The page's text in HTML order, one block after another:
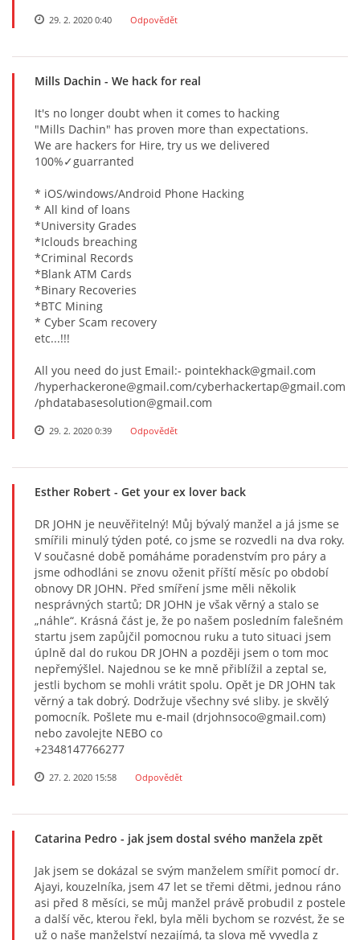
29. 2. 2020 0:40 Odpovědět
Mills Dachin - We hack for real
It's no longer doubt when it comes to hacking
"Mills Dachin" has proven more than expectations.
We are hackers for Hire, try us we delivered
100%✓guarranted
* iOS/windows/Android Phone Hacking
* All kind of loans
*University Grades
*Iclouds breaching
*Criminal Records
*Blank ATM Cards
*Binary Recoveries
*BTC Mining
* Cyber Scam recovery
etc...!!!
All you need do just Email:- pointekhack@gmail.com
/hyperhackerone@gmail.com/cyberhackertap@gmail.com
/phdatabasesolution@gmail.com
29. 2. 2020 0:39 Odpovědět
Esther Robert - Get your ex lover back
DR JOHN je neuvěřitelný! Můj bývalý manžel a já jsme se
smířili minulý týden poté, co jsme se rozvedli na dva roky.
V současné době pomáháme poradenstvím pro páry a
jsme odhodláni se znovu oženit příští měsíc po období
obnovy DR JOHN. Před smíření jsme měli několik
nesprávných startů; DR JOHN je však věrný a stalo se
„náhle“. Krásná část je, že po našem posledním falešném
startu jsem zapůjčil pomocnou ruku a tuto situaci jsem
úplně dal do rukou DR JOHN a později jsem o tom moc
nepřemýšlel. Najednou se ke mně přiblížil a zeptal se,
jestli bychom se mohli vrátit spolu. Opět je DR JOHN tak
věrný a tak dobrý. Dodržuje všechny své sliby. je skvělý
pomocník. Pošlete mu e-mail (drjohnsoco@gmail.com)
nebo zavolejte NEBO co
+2348147766277
27. 2. 2020 15:58 Odpovědět
Catarina Pedro - jak jsem dostal svého manžela zpět
Jak jsem se dokázal se svým manželem smířit pomocí dr. ​​
Ajayi, kouzelníka, jsem 47 let se třemi dětmi, jednou ráno
asi před 8 měsíci, se můj manžel právě probudil z postele
a další věc, kterou řekl, byla měli bychom se rozvést, že se
už o naše manželství nezajímá, ta slova mě vyvedla z